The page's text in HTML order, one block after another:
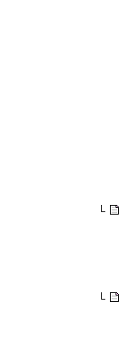
└
└